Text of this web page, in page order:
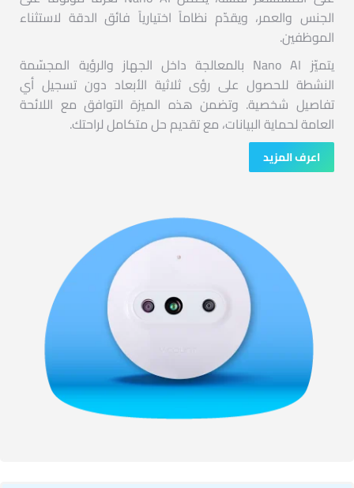
الجنس والعمر، ويقدّم نظاماً اختيارياً فائق الدقة لاستثناء
الموظفين.
يتميّز Nano AI بالمعالجة داخل الجهاز والرؤية المجسّمة
النشطة للحصول على رؤى ثلاثية الأبعاد دون تسجيل أي
تفاصيل شخصية. وتضمن هذه الميزة التوافق مع اللائحة
العامة لحماية البيانات، مع تقديم حل متكامل لراحتك.
اعرف المزيد